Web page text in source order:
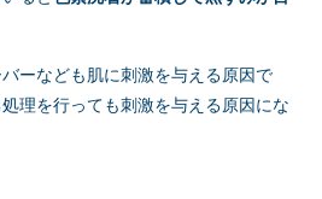
ーなども肌に刺激を与える原因で
理を行っても刺激を与える原因にな